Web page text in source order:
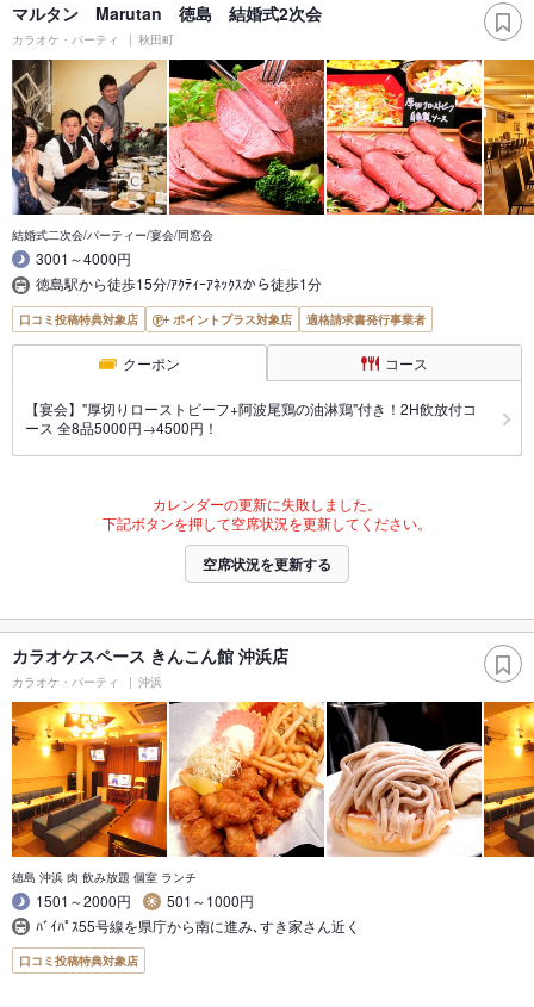
マルタン Marutan 徳島 結婚式2次会
カラオケ・パーティ 秋田町
結婚式二次会/パーティー/宴会/同窓会
3001～4000円
徳島駅から徒歩15分/ｱｸﾃｨｰｱﾈｯｸｽから徒歩1分
口コミ投稿特典対象店 ポイントプラス対象店 適格請求書発行事業者
クーポン コース
【宴会】"厚切りローストビーフ+阿波尾鶏の油淋鶏"付き！2H飲放付コ
ース 全8品5000円→4500円！
カレンダーの更新に失敗しました。
下記ボタンを押して空席状況を更新してください。
空席状況を更新する
カラオケスペース きんこん館 沖浜店
カラオケ・パーティ 沖浜
徳島 沖浜 肉 飲み放題 個室 ランチ
1501～2000円
501～1000円
ﾊﾞｲﾊﾟｽ55号線を県庁から南に進み､すき家さん近く
口コミ投稿特典対象店